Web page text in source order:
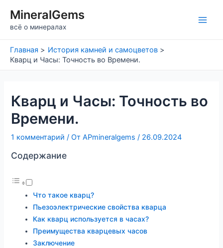
содержимому
MineralGems
всё о минералах
Главная
История камней и самоцветов
Кварц и Часы: Точность во Времени.
Кварц и Часы: Точность во
Времени.
1 комментарий / ОтAPmineralgems/ 26.09.2024
Содержание
Что такое кварц?
Пьезоэлектрические свойства кварца
Как кварц используется в часах?
Преимущества кварцевых часов
Заключение